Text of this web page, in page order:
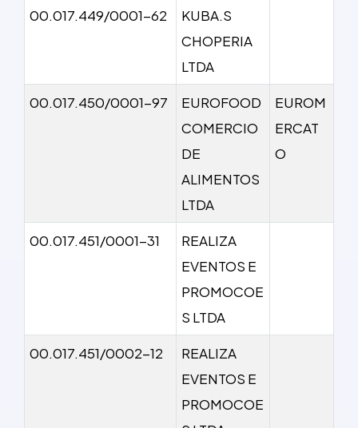
00.017.449/0001-62
KUBA.S
CHOPERIA
LTDA
00.017.450/0001-97
EUROFOOD
COMERCIO
DE
ALIMENTOS
LTDA
EUROM
ERCAT
O
00.017.451/0001-31
REALIZA
EVENTOS E
PROMOCOE
S LTDA
00.017.451/0002-12
REALIZA
EVENTOS E
PROMOCOE